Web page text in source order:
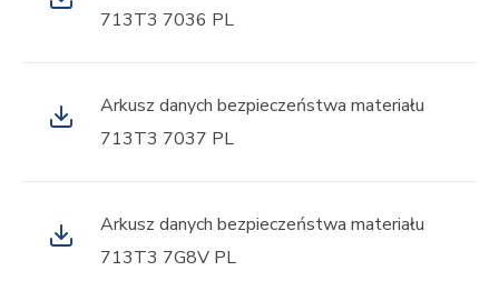
713T3 7036 PL
Arkusz danych bezpieczeństwa materiału
713T3 7037 PL
Arkusz danych bezpieczeństwa materiału
713T3 7G8V PL